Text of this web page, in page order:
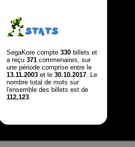
STATS
SegaKore compte330 billets et
a reçu371 commenaires, sur
une période comprise entre le
13.11.2003 et le30.10.2017. Le
nombre total de mots sur
l'ensemble des billets est de
112,123.